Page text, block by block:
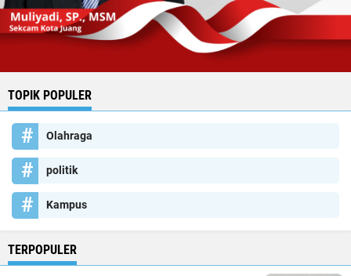
TOPIK POPULER
Olahraga
politik
Kampus
TERPOPULER